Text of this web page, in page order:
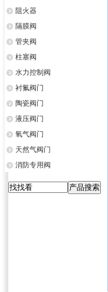
阻火器
隔膜阀
管夹阀
柱塞阀
水力控制阀
衬氟阀门
陶瓷阀门
液压阀门
氧气阀门
天然气阀门
消防专用阀